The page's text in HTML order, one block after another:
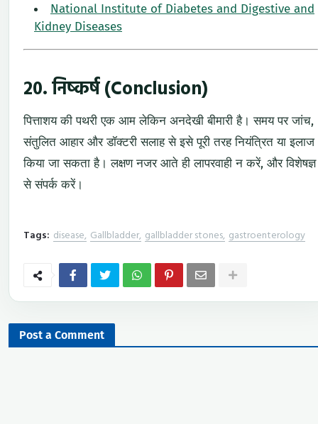
National Institute of Diabetes and Digestive and
Kidney Diseases
20. निष्कर्ष (Conclusion)
पित्ताशय की पथरी एक आम लेकिन अनदेखी बीमारी है। समय पर जांच,
संतुलित आहार और डॉक्टरी सलाह से इसे पूरी तरह नियंत्रित या इलाज
किया जा सकता है। लक्षण नजर आते ही लापरवाही न करें, और विशेषज्ञ
से संपर्क करें।
Tags: disease Gallbladder gallbladder stones gastroenterology
Post a Comment